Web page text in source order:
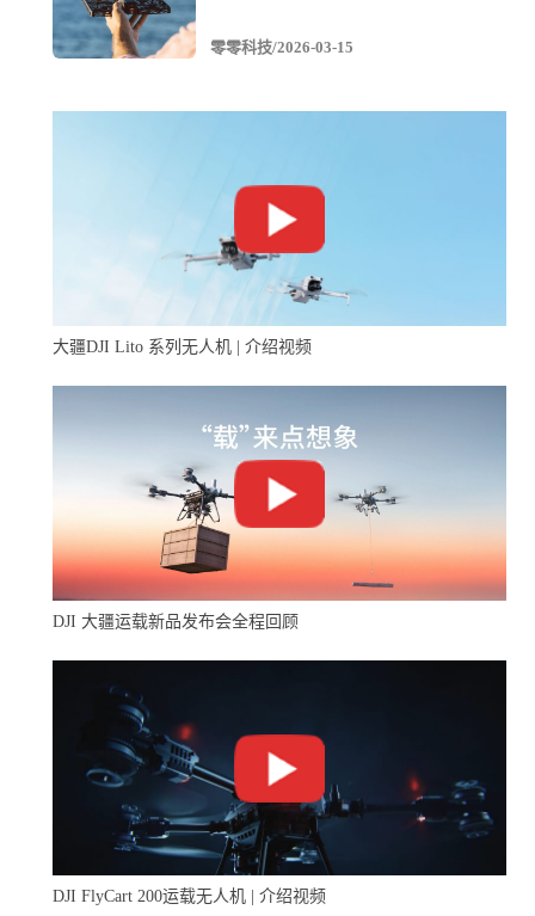
零零科技/2026-03-15
大疆DJI Lito 系列无人机 | 介绍视频
DJI 大疆运载新品发布会全程回顾
DJI FlyCart 200运载无人机 | 介绍视频